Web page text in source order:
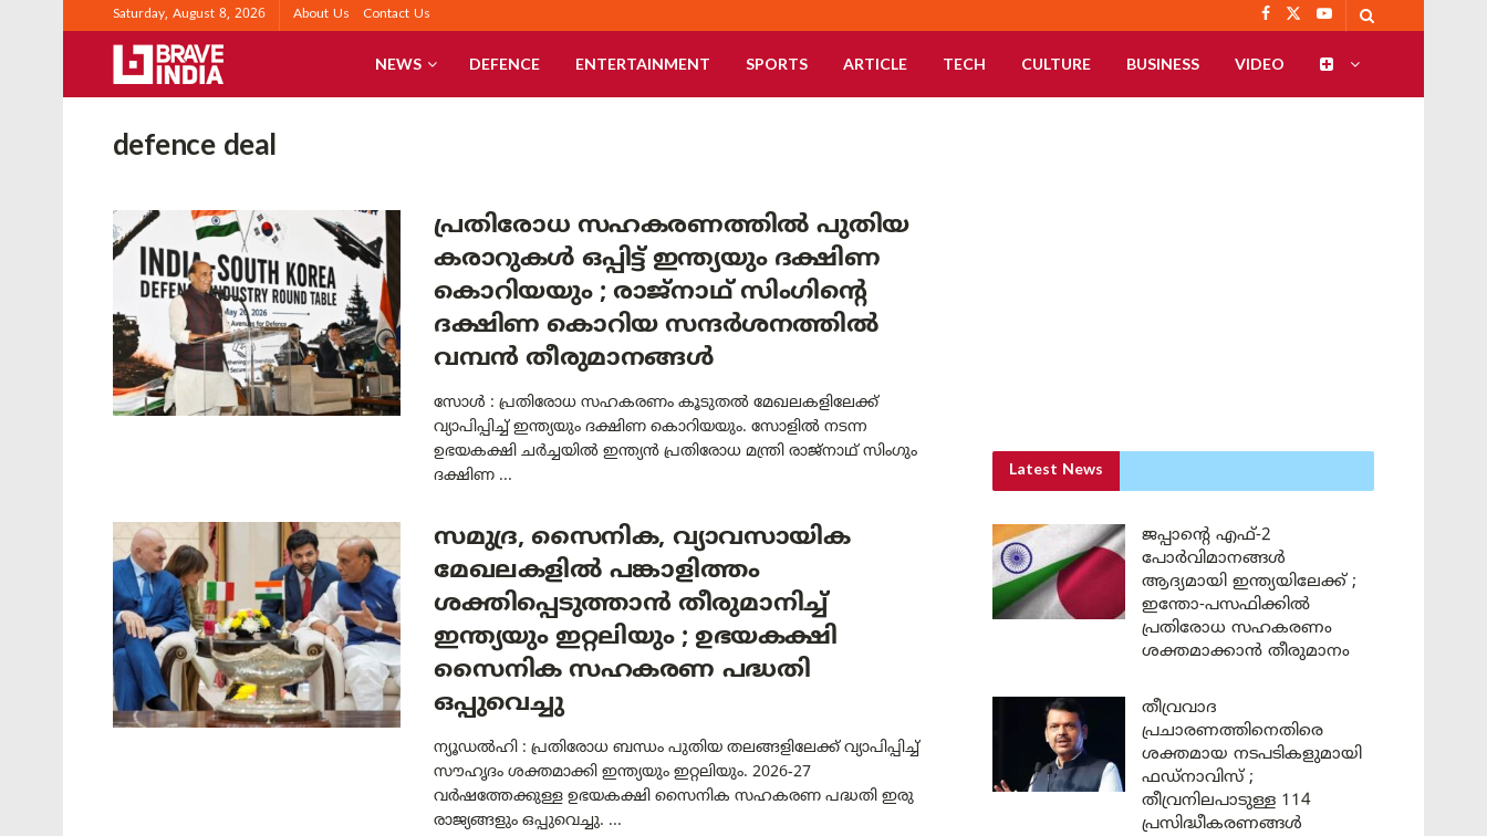
Saturday, August 8, 2026 About Us Contact Us
NEWS DEFENCE ENTERTAINMENT SPORTS ARTICLE TECH CULTURE BUSINESS VIDEO
defence deal
പ്രതിരോധ സഹകരണത്തിൽ പുതിയ
കരാറുകൾ ഒപ്പിട്ട് ഇന്ത്യയും ദക്ഷിണ
കൊറിയയും ; രാജ്നാഥ്‌ സിംഗിന്റെ
ദക്ഷിണ കൊറിയ സന്ദർശനത്തിൽ
വമ്പൻ തീരുമാനങ്ങൾ
സോൾ : പ്രതിരോധ സഹകരണം കൂടുതൽ മേഖലകളിലേക്ക്
വ്യാപിപ്പിച്ച് ഇന്ത്യയും ദക്ഷിണ കൊറിയയും. ​സോളിൽ നടന്ന
ഉഭയകക്ഷി ചർച്ചയിൽ ഇന്ത്യൻ പ്രതിരോധ മന്ത്രി രാജ്‌നാഥ് സിംഗും
ദക്ഷിണ ...
സമുദ്ര, സൈനിക, വ്യാവസായിക
മേഖലകളിൽ പങ്കാളിത്തം
ശക്തിപ്പെടുത്താൻ തീരുമാനിച്ച്
ഇന്ത്യയും ഇറ്റലിയും ; ഉഭയകക്ഷി
സൈനിക സഹകരണ പദ്ധതി
ഒപ്പുവെച്ചു
ന്യൂഡൽഹി : പ്രതിരോധ ബന്ധം പുതിയ തലങ്ങളിലേക്ക് വ്യാപിപ്പിച്ച്
സൗഹൃദം ശക്തമാക്കി ഇന്ത്യയും ഇറ്റലിയും. 2026-27
വർഷത്തേക്കുള്ള ഉഭയകക്ഷി സൈനിക സഹകരണ പദ്ധതി ഇരു
രാജ്യങ്ങളും ഒപ്പുവെച്ചു. ...
Latest News
ജപ്പാന്റെ എഫ്-2
പോർവിമാനങ്ങൾ
ആദ്യമായി ഇന്ത്യയിലേക്ക് ;
ഇന്തോ-പസഫിക്കിൽ
പ്രതിരോധ സഹകരണം
ശക്തമാക്കാൻ തീരുമാനം
തീവ്രവാദ
പ്രചാരണത്തിനെതിരെ
ശക്തമായ നടപടികളുമായി
ഫഡ്നാവിസ് ;
തീവ്രനിലപാടുള്ള 114
പ്രസിദ്ധീകരണങ്ങൾ